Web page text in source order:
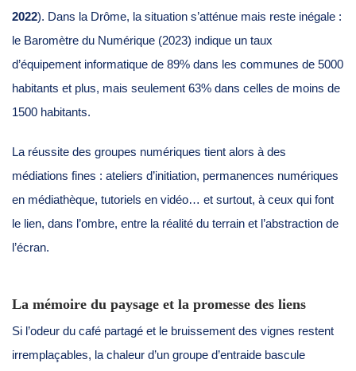
2022). Dans la Drôme, la situation s’atténue mais reste inégale :
le Baromètre du Numérique (2023) indique un taux
d’équipement informatique de 89% dans les communes de 5000
habitants et plus, mais seulement 63% dans celles de moins de
1500 habitants.
La réussite des groupes numériques tient alors à des
médiations fines : ateliers d’initiation, permanences numériques
en médiathèque, tutoriels en vidéo… et surtout, à ceux qui font
le lien, dans l’ombre, entre la réalité du terrain et l’abstraction de
l’écran.
La mémoire du paysage et la promesse des liens
Si l’odeur du café partagé et le bruissement des vignes restent
irremplaçables, la chaleur d’un groupe d’entraide bascule